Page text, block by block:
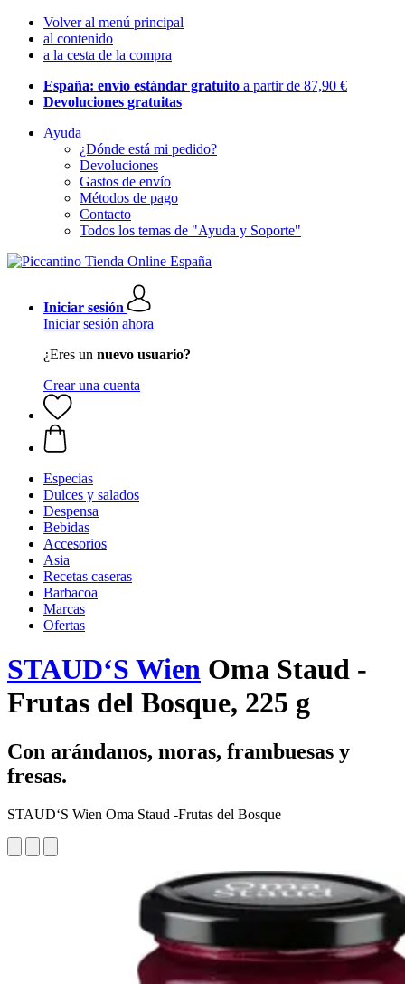
Volver al menú principal
al contenido
a la cesta de la compra
España: envío estándar gratuito a partir de 87,90 €
Devoluciones gratuitas
Ayuda
¿Dónde está mi pedido?
Devoluciones
Gastos de envío
Métodos de pago
Contacto
Todos los temas de "Ayuda y Soporte"
Iniciar sesión
Iniciar sesión ahora
¿Eres un nuevo usuario?
Crear una cuenta
Especias
Dulces y salados
Despensa
Bebidas
Accesorios
Asia
Recetas caseras
Barbacoa
Marcas
Ofertas
STAUD‘S Wien Oma Staud -
Frutas del Bosque, 225 g
Con arándanos, moras, frambuesas y
fresas.
STAUD‘S Wien Oma Staud -Frutas del Bosque